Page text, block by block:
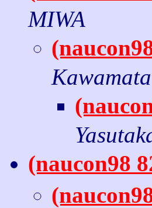
MIWA
Kawamata
(naucon98